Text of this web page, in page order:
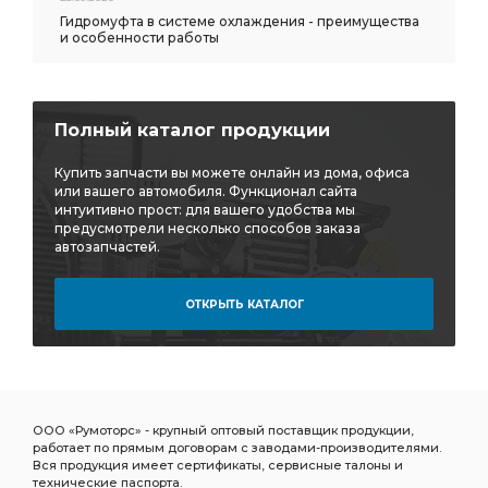
Дв.Д-37 Трактора:ВМТЗ Т-28Х4
Трактора:ВМТЗ Т-28Х4 ВМТЗ Т-40
Т-28Х4 ВМТЗ Т-40 ВМТЗ Т-40 вкладышей СТ Дв.
Lada Vesta Lada Vesta X-Ray
Lada Vesta X-Ray Largus
Vesta X-Ray Largus X-Ray Largus
Комплект шатунных вкладышей 1,75
шатунных вкладышей 1,75
снят с произ выбирать
снят с произ выбирать ТКР-9-12
Гидромуфта в системе охлаждения - преимущества
и особенности работы
Полный каталог продукции
Купить запчасти вы можете онлайн из дома, офиса
или вашего автомобиля. Функционал сайта
интуитивно прост: для вашего удобства мы
предусмотрели несколько способов заказа
автозапчастей.
ОТКРЫТЬ КАТАЛОГ
ООО «Румоторс» - крупный оптовый поставщик продукции,
работает по прямым договорам с заводами-производителями.
Вся продукция имеет сертификаты, сервисные талоны и
технические паспорта.